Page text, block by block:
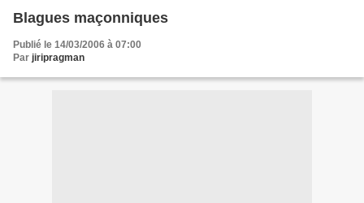
Blagues maçonniques
Publié le 14/03/2006 à 07:00
Par jiripragman